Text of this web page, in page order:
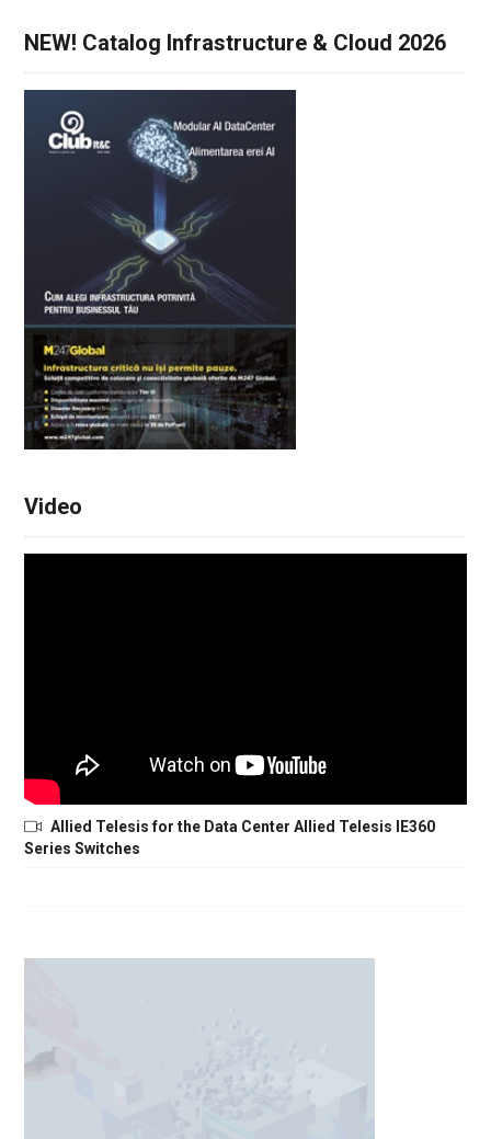
NEW! Catalog Infrastructure & Cloud 2026
Video
Allied Telesis for the Data Center Allied Telesis IE360
Series Switches